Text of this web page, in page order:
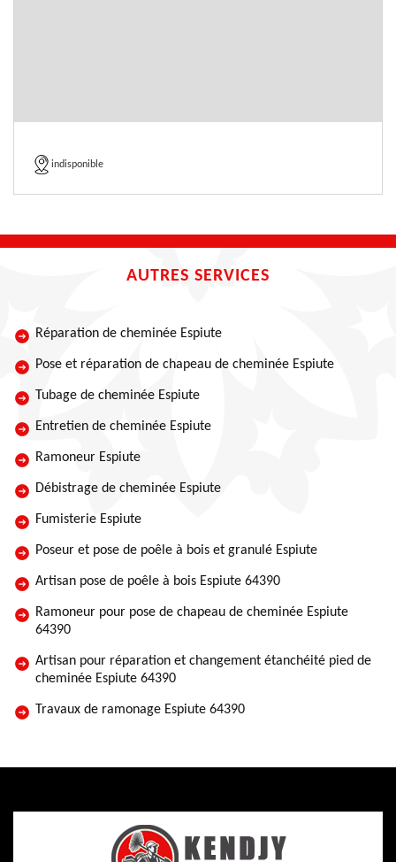
indisponible
AUTRES SERVICES
Réparation de cheminée Espiute
Pose et réparation de chapeau de cheminée Espiute
Tubage de cheminée Espiute
Entretien de cheminée Espiute
Ramoneur Espiute
Débistrage de cheminée Espiute
Fumisterie Espiute
Poseur et pose de poêle à bois et granulé Espiute
Artisan pose de poêle à bois Espiute 64390
Ramoneur pour pose de chapeau de cheminée Espiute
64390
Artisan pour réparation et changement étanchéité pied de
cheminée Espiute 64390
Travaux de ramonage Espiute 64390